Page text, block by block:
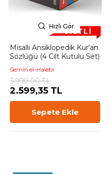
Hızlı Gör
Misalli Ansiklopedik Kur'an
Sözlüğü (4 Cilt Kutulu Set)
Semîn el-Halebî
3.999,00 TL
2.599,35 TL
Sepete Ekle